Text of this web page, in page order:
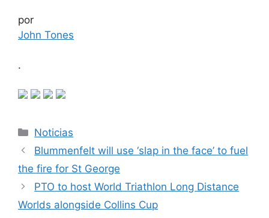
por
John Tones
.
Categorías
Noticias
Blummenfelt will use ‘slap in the face’ to fuel
the fire for St George
PTO to host World Triathlon Long Distance
Worlds alongside Collins Cup